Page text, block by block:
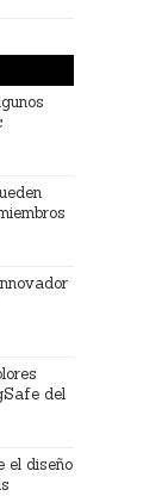
del
el diseño